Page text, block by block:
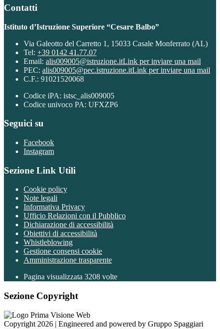
Contatti
Istituto d’Istruzione Superiore “Cesare Balbo”
Via Galeotto del Carretto 1, 15033 Casale Monferrato (AL)
Tel: +39 0142 41.77.07
Email: alis009005@istruzione.itLink per inviare una mail
PEC: alis009005@pec.istruzione.itLink per inviare una mail
C.F.: 91021520068
Codice iPA: istsc_alis009005
Codice univoco PA: UFXZP6
Seguici su
Facebook
Instagram
Sezione Link Utili
Cookie policy
Note legali
Informativa Privacy
Ufficio Relazioni con il Pubblico
Dichiarazione di accessibilità
Obiettivi di accessibilità
Whistleblowing
Gestione consensi cookie
Amministrazione trasparente
Pagina visualizzata 3208 volte
Sezione Copyright
Copyright 2026 | Engineered and powered by Gruppo Spaggiari